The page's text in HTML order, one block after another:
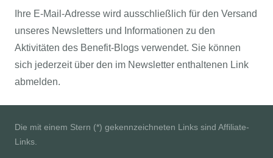
Ihre E-Mail-Adresse wird ausschließlich für den Versand
unseres Newsletters und Informationen zu den
Aktivitäten des Benefit-Blogs verwendet. Sie können
sich jederzeit über den im Newsletter enthaltenen Link
abmelden.
Die mit einem Stern (*) gekennzeichneten Links sind Affiliate-
Links.